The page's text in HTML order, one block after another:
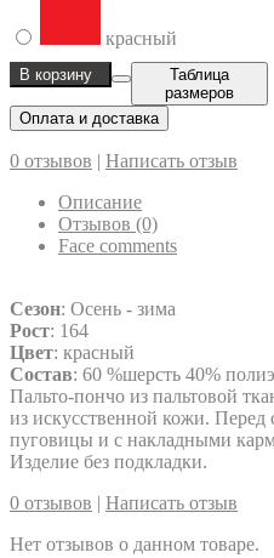
красный
В корзину
Таблица
размеров
Оплата и доставка
0 отзывов | Написать отзыв
Описание
Отзывов (0)
Face comments
Сезон: Осень - зима
Рост: 164
Цвет: красный
Состав: 60 %шерсть 40%
Пальто-пончо из пальтовой
из искусственной кожи. Перед
пуговицы и с накладными
Изделие без подкладки.
0 отзывов | Написать отзыв
Нет отзывов о данном товаре.